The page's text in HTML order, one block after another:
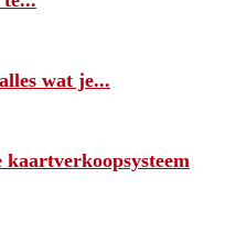
wat je...
kaartverkoopsysteem